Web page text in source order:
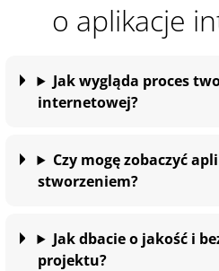
o aplikacje
Jak wygląda proces
internetowej?
Czy mogę zobaczyć
stworzeniem?
Jak dbacie o jakość i
projektu?